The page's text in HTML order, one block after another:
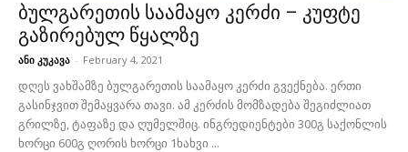
ბულგარეთის საამაყო კერძი – კუფტე
გაზირებულ წყალზე
ანი კუკავა - February 4, 2021
დღეს ვახშამზე ბულგარეთის საამაყო კერძი გვექნება. ერთი
გასინჯვით შემაყვარა თავი. ამ კერძის მომზადება შეგიძლიათ
გრილზე, ტაფაზე და ღუმელშიც. ინგრედიენტები 300გ საქონლის
ხორცი 600გ ღორის ხორცი 1ხახვი ...